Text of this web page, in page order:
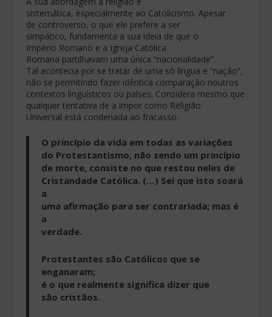
sistemática, especialmente ao Catolicismo. Apesar
de controverso, o que ele prefere a ser
simpático, fundamenta a sua ideia de que o
Império Romano e a Igreja Católica
Romana partilhavam uma única “nacionalidade”.
Tal acontecia por se tratar de uma só língua e “nação”,
não se permitindo fazer idêntica comparação noutros
contextos linguísticos ou países. Considera mesmo que
qualquer tentativa de a impor como Religião
Universal está condenada ao fracasso.
O princípio da vida em todas as variações
do Protestantismo, não sendo um princípio
de morte, consiste no que restou neles de
Cristandade Católica. (…) Sei que isto soará
a
uma afirmação para ser contrariada; mas é
a
verdade.
Protestantes são Católicos que se
enganaram;
é o que realmente significa dizer que
são cristãos.